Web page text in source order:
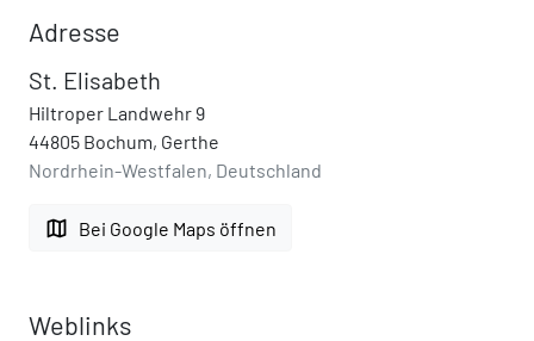
Adresse
St. Elisabeth
Hiltroper Landwehr 9
44805 Bochum, Gerthe
Nordrhein-Westfalen, Deutschland
map Bei Google Maps öffnen
Weblinks